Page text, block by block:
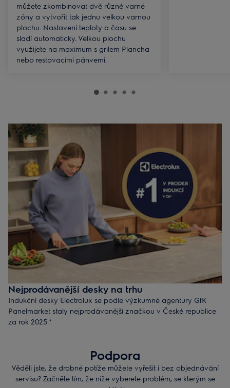
můžete zkombinovat dvě různé varné
zóny a vytvořit tak jednu velkou varnou
plochu. Nastavení teploty a času se
sladí automaticky. Velkou plochu
využijete na maximum s grilem Plancha
nebo restovacími pánvemi.
Nejprodávanější desky na trhu
Indukční desky Electrolux se podle výzkumné agentury GfK
Panelmarket staly nejprodávanější značkou v České republice
za rok 2025.*
* GfK Market Intelligence: Na základě sledování prodejů
vestavných indukčních desek v České republice za rok 2025.
Podpora
Věděli jste, že drobné potíže můžete vyřešit i bez objednávání
servisu? Začněte tím, že níže vyberete problém, se kterým se